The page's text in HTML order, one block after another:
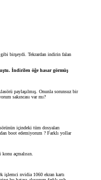
gibi birşeydi. Tekrardan indirin falan
İndirilen öğe hasar görmüş
paylaşılmış. Onunla sorunsuz bir
sakıncası var mı?
içindeki tüm dosyaları
boot edemiyorum ? Farklı yollar
açmalısın.
işlemci nvidia 1060 ekran kartı